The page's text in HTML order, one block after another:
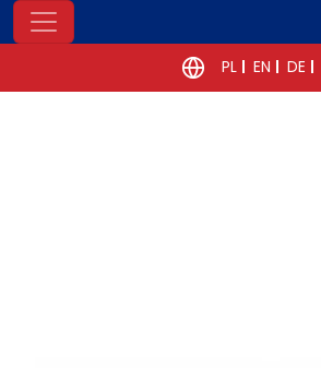
PL EN DE